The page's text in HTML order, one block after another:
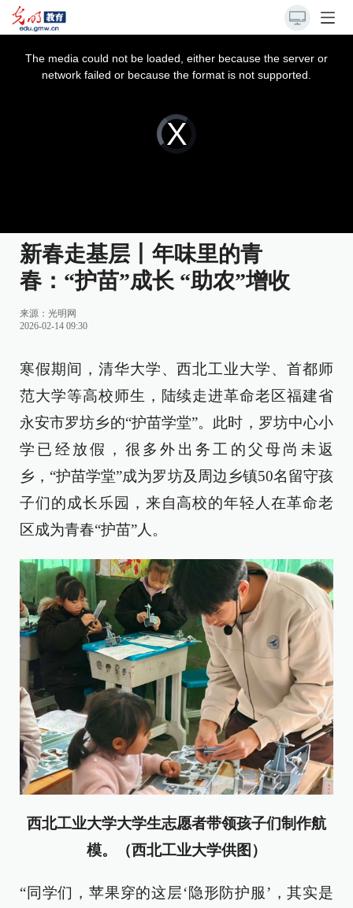
Video
Player
is
loading.
The media could not be loaded, either because the server or
network failed or because the format is not supported.
新春走基层丨年味里的青
春：“护苗”成长 “助农”增收
来源： 光明网
2026-02-14 09:30
寒假期间，清华大学、西北工业大学、首都师
范大学等高校师生，陆续走进革命老区福建省
永安市罗坊乡的“护苗学堂”。此时，罗坊中心小
学已经放假，很多外出务工的父母尚未返
乡，“护苗学堂”成为罗坊及周边乡镇50名留守孩
子们的成长乐园，来自高校的年轻人在革命老
区成为青春“护苗”人。
西北工业大学大学生志愿者带领孩子们制作航
模。（西北工业大学供图）
“同学们，苹果穿的这层‘隐形防护服’，其实是